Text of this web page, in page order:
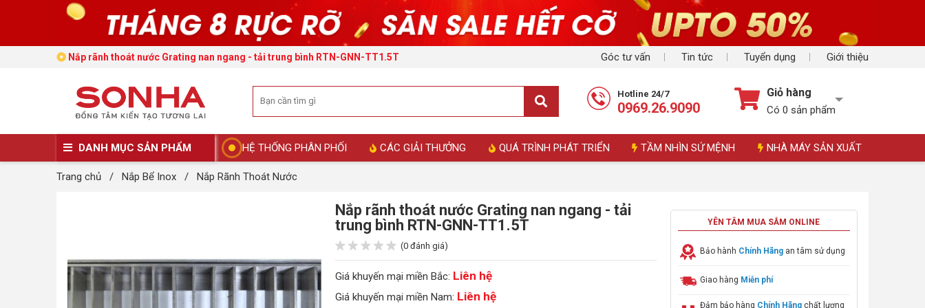
Góc tư vấn Tin tức Tuyển dụng Giới thiệu
Nắp rãnh thoát nước Grating nan ngang - tải trung bình RTN-GNN-TT1.5T
Hotline 24/7
0969.26.9090
Giỏ hàng
Có 0 sản phẩm
DANH MỤC SẢN PHẨM HỆ THỐNG PHÂN PHỐI CÁC GIẢI THƯỞNG QUÁ TRÌNH PHÁT TRIỂN TẦM NHÌN SỨ MỆNH NHÀ MÁY SẢN XUẤT
Trang chủ / Nắp Bể Inox / Nắp Rãnh Thoát Nước
Nắp rãnh thoát nước Grating nan ngang - tải
trung bình RTN-GNN-TT1.5T
(0 đánh giá)
Giá khuyến mại miền Bắc: Liên hệ
Giá khuyến mại miền Nam: Liên hệ
YÊN TÂM MUA SẮM ONLINE
Bảo hành Chính Hãng an tâm sử dụng
Giao hàng Miễn phí
Đảm bảo hàng Chính Hãngchất lượng